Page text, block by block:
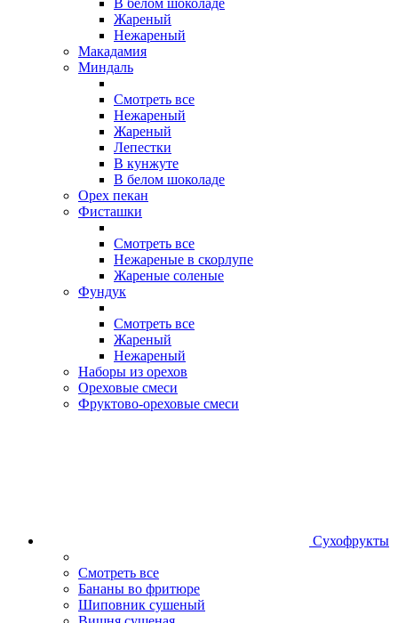
В белом шоколаде
Жареный
Нежареный
Макадамия
Миндаль
Смотреть все
Нежареный
Жареный
Лепестки
В кунжуте
В белом шоколаде
Орех пекан
Фисташки
Смотреть все
Нежареные в скорлупе
Жареные соленые
Фундук
Смотреть все
Жареный
Нежареный
Наборы из орехов
Ореховые смеси
Фруктово-ореховые смеси
Сухофрукты
Смотреть все
Бананы во фритюре
Шиповник сушеный